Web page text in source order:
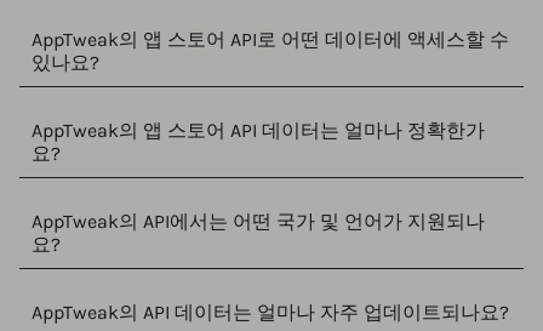
AppTweak의 앱 스토어 API로 어떤 데이터에 액세스할 수
있나요?
AppTweak의 앱 스토어 API 데이터는 얼마나 정확한가
요?
AppTweak의 API에서는 어떤 국가 및 언어가 지원되나
요?
AppTweak의 API 데이터는 얼마나 자주 업데이트되나요?